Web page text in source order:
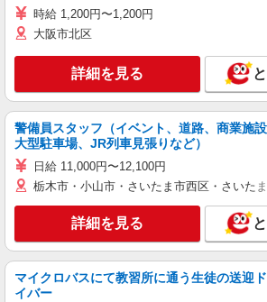
時給 1,200円〜1,200円
大阪市北区
詳細を見る
警備員スタッフ（イベント、道路、商業施設
大型駐車場、JR列車見張りなど）
日給 11,000円〜12,100円
栃木市・小山市・さいたま市西区・さいた
詳細を見る
マイクロバスにて教習所に通う生徒の送迎
イバー